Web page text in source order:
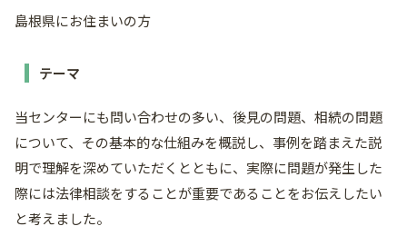
島根県にお住まいの方
テーマ
当センターにも問い合わせの多い、後見の問題、相続の問題
について、その基本的な仕組みを概説し、事例を踏まえた説
明で理解を深めていただくとともに、実際に問題が発生した
際には法律相談をすることが重要であることをお伝えしたい
と考えました。